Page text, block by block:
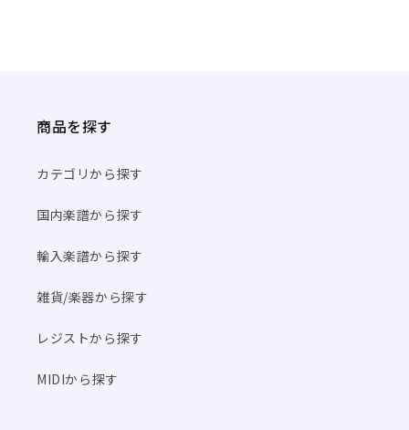
商品を探す
カテゴリから探す
国内楽譜から探す
輸入楽譜から探す
雑貨/楽器から探す
レジストから探す
MIDIから探す